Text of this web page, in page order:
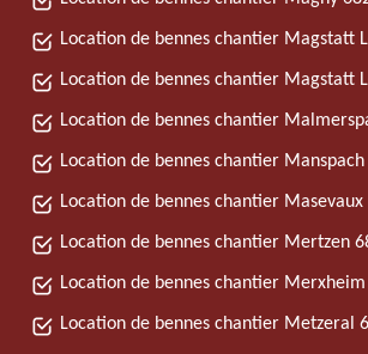
Location de bennes chantier Magstatt
Location de bennes chantier Magstatt
Location de bennes chantier
Location de bennes chantier
Location de bennes chantier Masevaux
Location de bennes chantier Mertzen
Location de bennes chantier
Location de bennes chantier Metzeral